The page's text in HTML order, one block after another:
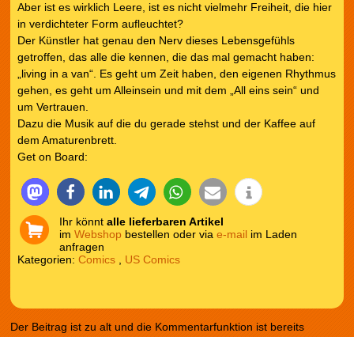
Aber ist es wirklich Leere, ist es nicht vielmehr Freiheit, die hier
in verdichteter Form aufleuchtet?
Der Künstler hat genau den Nerv dieses Lebensgefühls
getroffen, das alle die kennen, die das mal gemacht haben:
„living in a van“. Es geht um Zeit haben, den eigenen Rhythmus
gehen, es geht um Alleinsein und mit dem „All eins sein“ und
um Vertrauen.
Dazu die Musik auf die du gerade stehst und der Kaffee auf
dem Amaturenbrett.
Get on Board:
Ihr könnt alle lieferbaren Artikel
im Webshop bestellen oder via e-mail im Laden
anfragen
Kategorien: Comics, US Comics
Der Beitrag ist zu alt und die Kommentarfunktion ist bereits